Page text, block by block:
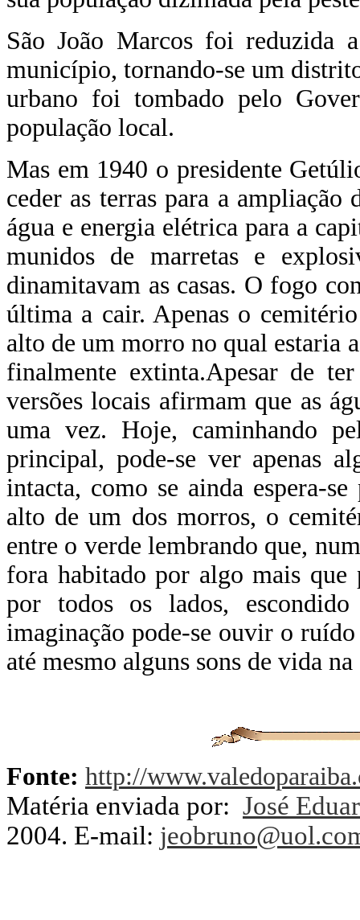
São João Marcos foi reduzida
município, tornando-se um
urbano foi tombado pelo
população local.
Mas em 1940 o presidente
ceder as terras para a ampliação
água e energia elétrica para a
munidos de marretas e
dinamitavam as casas. O fogo
última a cair. Apenas o
alto de um morro no qual estaria
finalmente extinta.Apesar de
versões locais afirmam que as
uma vez. Hoje, caminhando
principal, pode-se ver apenas
intacta, como se ainda espera-
alto de um dos morros, o
entre o verde lembrando que,
fora habitado por algo mais que
por todos os lados,
imaginação pode-se ouvir o
até mesmo alguns sons de vida
Fonte: http://
Matéria enviada por: José
2004. E-mail: